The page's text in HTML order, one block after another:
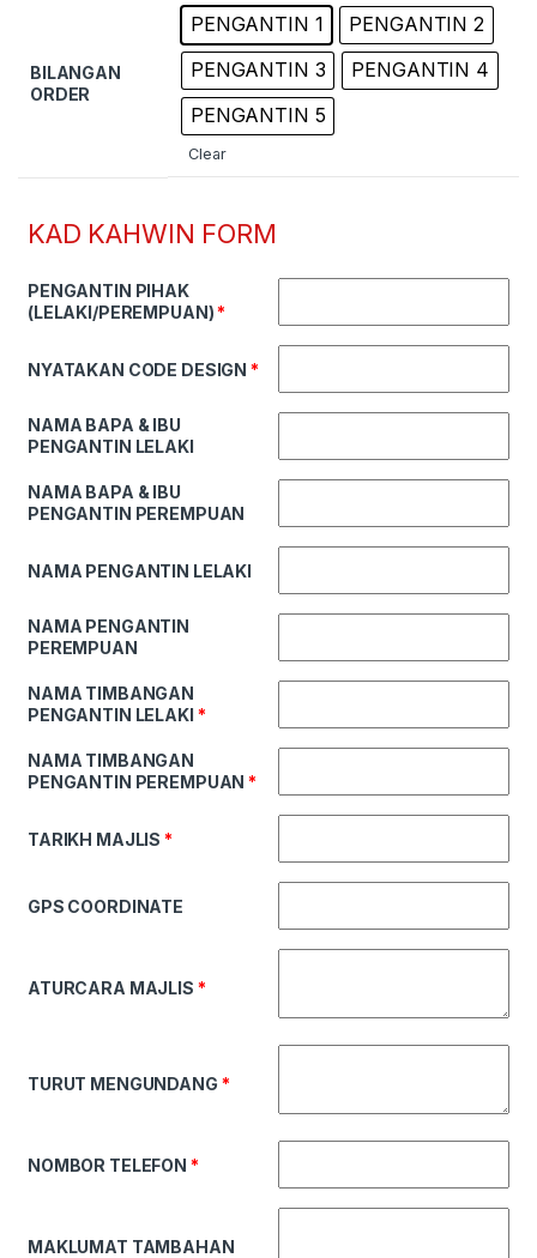
BILANGAN
ORDER
PENGANTIN 1
PENGANTIN 2
PENGANTIN 3
PENGANTIN 4
PENGANTIN 5
Clear
KAD KAHWIN FORM
PENGANTIN PIHAK
(LELAKI/PEREMPUAN)*
NYATAKAN CODE DESIGN*
NAMA BAPA & IBU
PENGANTIN LELAKI
NAMA BAPA & IBU
PENGANTIN PEREMPUAN
NAMA PENGANTIN LELAKI
NAMA PENGANTIN
PEREMPUAN
NAMA TIMBANGAN
PENGANTIN LELAKI *
NAMA TIMBANGAN
PENGANTIN PEREMPUAN*
TARIKH MAJLIS*
GPS COORDINATE
ATURCARA MAJLIS *
TURUT MENGUNDANG *
NOMBOR TELEFON *
MAKLUMAT TAMBAHAN